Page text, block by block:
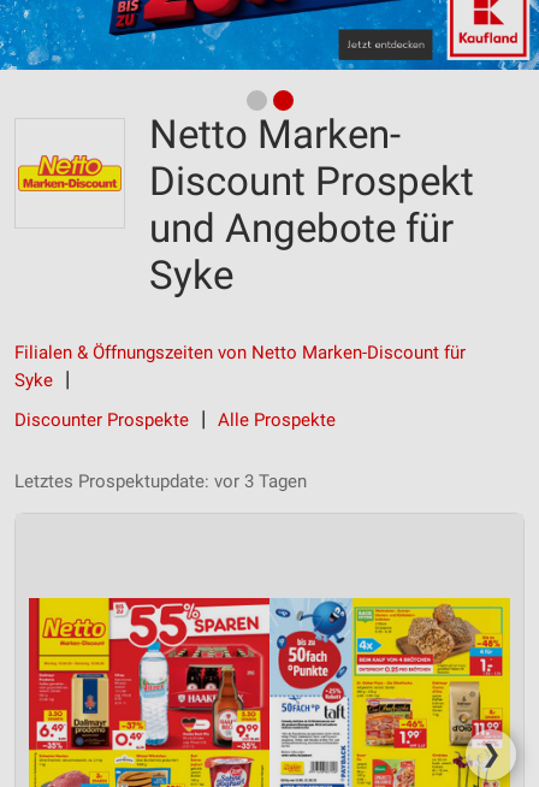
Netto Marken-
Discount Prospekt
und Angebote für
Syke
Filialen & Öffnungszeiten von Netto Marken-Discount für
Syke
Discounter Prospekte
Alle Prospekte
Letztes Prospektupdate: vor 3 Tagen
❯